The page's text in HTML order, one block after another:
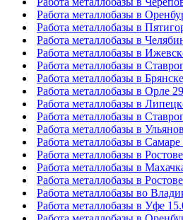
Работа металлобазы в
Работа металлобазы в
Работа металлобазы в
Работа металлобазы в
Работа металлобазы в
Работа металлобазы в
Работа металлобазы в Орле
Работа металлобазы в
Работа металлобазы в
Работа металлобазы в
Работа металлобазы в
Работа металлобазы в
Работа металлобазы в
Работа металлобазы в
Работа металлобазы во
Работа металлобазы в Уфе